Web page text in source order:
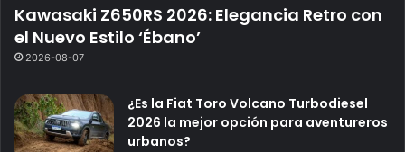
Kawasaki Z650RS 2026: Elegancia Retro con
el Nuevo Estilo ‘Ébano’
2026-08-07
¿Es la Fiat Toro Volcano Turbodiesel
2026 la mejor opción para aventureros
urbanos?